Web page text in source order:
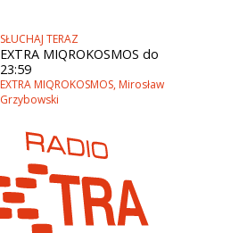
SŁUCHAJ TERAZ
EXTRA MIQROKOSMOS do
23:59
EXTRA MIQROKOSMOS, Mirosław
Grzybowski